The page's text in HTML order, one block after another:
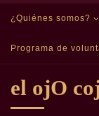
Saltar al contenido
¿Quiénes somos?
Programa de
el ojO